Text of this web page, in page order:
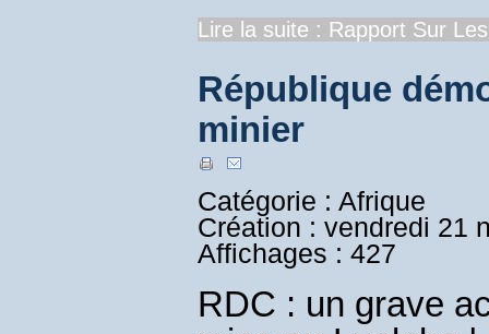
Lire la suite : Rapport Sur
République
minier
Catégorie : Afrique
Création : vendredi 21
Affichages : 427
RDC : un grave